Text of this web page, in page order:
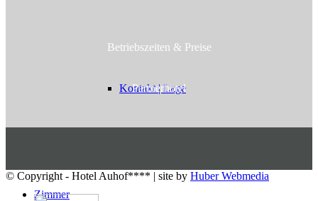
Kontakt | Lage
Zimmer
Betriebs­zeiten & Preise
Partnerhotel
© Copyright - Hotel Auhof**** | site by Huber Webmedia